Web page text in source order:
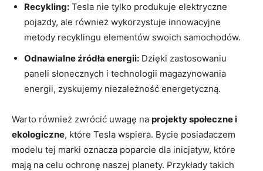
Recykling: Tesla nie tylko produkuje elektryczne
pojazdy, ale również wykorzystuje innowacyjne
metody recyklingu elementów swoich samochodów.
Odnawialne źródła energii: Dzięki zastosowaniu
paneli słonecznych i technologii magazynowania
energii, zyskujemy niezależność energetyczną.
Warto również zwrócić uwagę na projekty społeczne i
ekologiczne, które Tesla wspiera. Bycie posiadaczem
modelu tej marki oznacza poparcie dla inicjatyw, które
mają na celu ochronę naszej planety. Przykłady takich